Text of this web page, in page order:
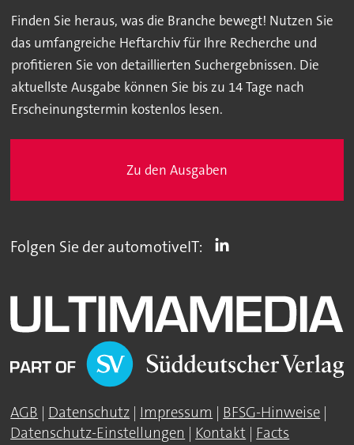
Finden Sie heraus, was die Branche bewegt! Nutzen Sie
das umfangreiche Heftarchiv für Ihre Recherche und
profitieren Sie von detaillierten Suchergebnissen. Die
aktuellste Ausgabe können Sie bis zu 14 Tage nach
Erscheinungstermin kostenlos lesen.
Zu den Ausgaben
Folgen Sie der automotiveIT:
AGB | Datenschutz | Impressum | BFSG-Hinweise |
Datenschutz-Einstellungen | Kontakt | Facts